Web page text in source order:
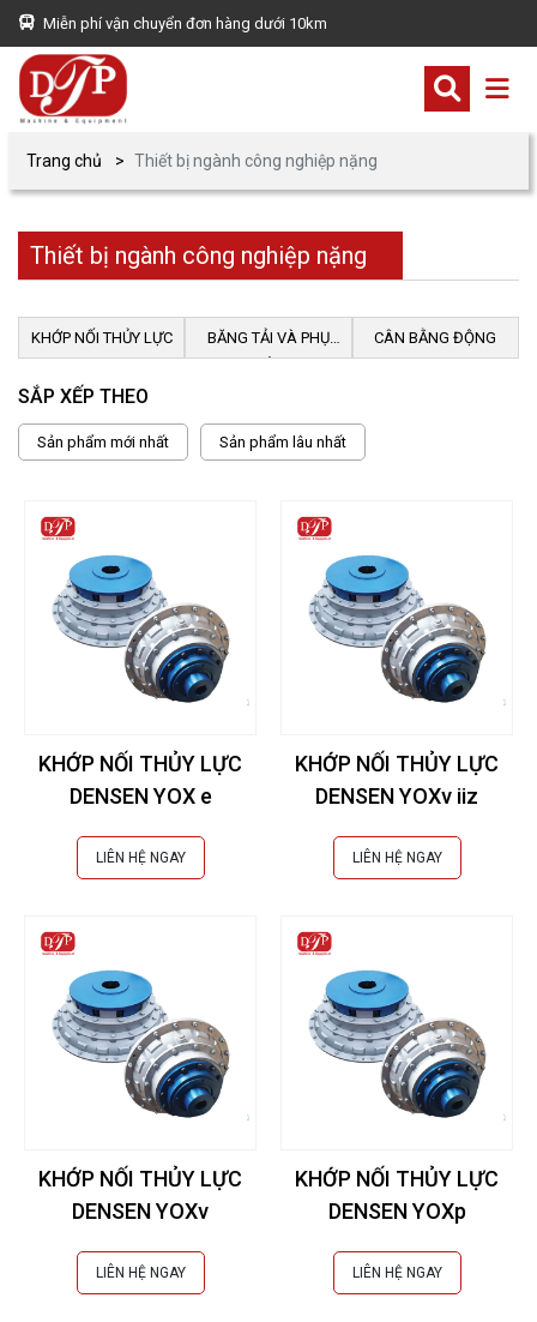
Miễn phí vận chuyển đơn hàng dưới 10km
Trang chủ Thiết bị ngành công nghiệp nặng
Thiết bị ngành công nghiệp nặng
KHỚP NỐI THỦY LỰC
BĂNG TẢI VÀ PHỤ
KIỆN
CÂN BẰNG ĐỘNG
SẮP XẾP THEO
Sản phẩm mới nhất Sản phẩm lâu nhất
KHỚP NỐI THỦY LỰC
DENSEN YOX e
LIÊN HỆ NGAY
KHỚP NỐI THỦY LỰC
DENSEN YOXv iiz
LIÊN HỆ NGAY
KHỚP NỐI THỦY LỰC
DENSEN YOXv
LIÊN HỆ NGAY
KHỚP NỐI THỦY LỰC
DENSEN YOXp
LIÊN HỆ NGAY